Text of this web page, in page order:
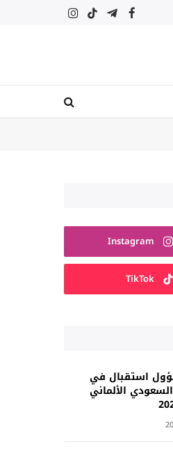
فيسبوكتيلقرامتيكتوكالانستغرام
Instagram
TikTok
استقبال في
الألماني